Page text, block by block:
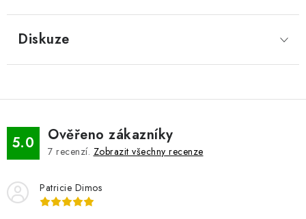
Diskuze
5.0 Ověřeno zákazníky
7 recenzí. Zobrazit všechny recenze
Patricie Dimos